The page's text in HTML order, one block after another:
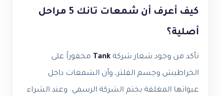
كيف أعرف أن شمعات تانك 5 مراحل
أصلية؟
تأكد من وجود شعار شركة Tank محفوراً على
الخراطيش وجسم الفلتر، وأن الشمعات داخل
عبواتها المغلفة بختم الشركة الرسمي. وعند الشراء